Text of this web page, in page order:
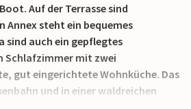
Auf der Terrasse sind
Annex steht ein bequemes
sind auch ein gepflegtes
Schlafzimmer mit zwei
gut eingerichtete Wohnküche. Das
und in einer waldreichen